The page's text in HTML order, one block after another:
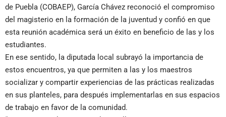
de Puebla (COBAEP), García Chávez reconoció el compromiso
del magisterio en la formación de la juventud y confió en que
esta reunión académica será un éxito en beneficio de las y los
estudiantes.
En ese sentido, la diputada local subrayó la importancia de
estos encuentros, ya que permiten a las y los maestros
socializar y compartir experiencias de las prácticas realizadas
en sus planteles, para después implementarlas en sus espacios
de trabajo en favor de la comunidad.